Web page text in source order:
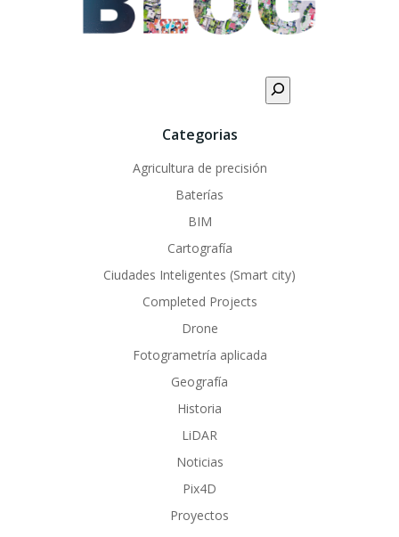
Categorias
Agricultura de precisión
Baterías
BIM
Cartografía
Ciudades Inteligentes (Smart city)
Completed Projects
Drone
Fotogrametría aplicada
Geografía
Historia
LiDAR
Noticias
Pix4D
Proyectos